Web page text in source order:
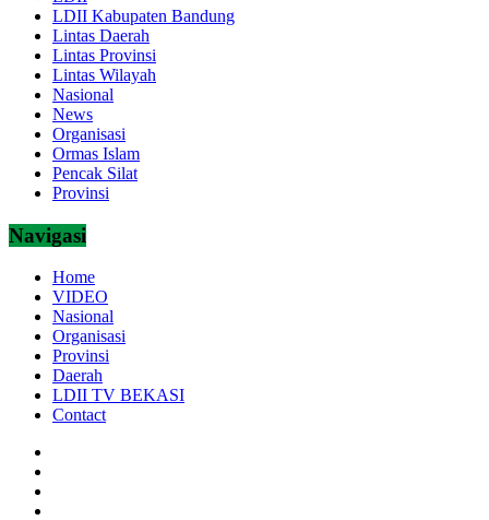
LDII Kabupaten Bandung
Lintas Daerah
Lintas Provinsi
Lintas Wilayah
Nasional
News
Organisasi
Ormas Islam
Pencak Silat
Provinsi
Navigasi
Home
VIDEO
Nasional
Organisasi
Provinsi
Daerah
LDII TV BEKASI
Contact